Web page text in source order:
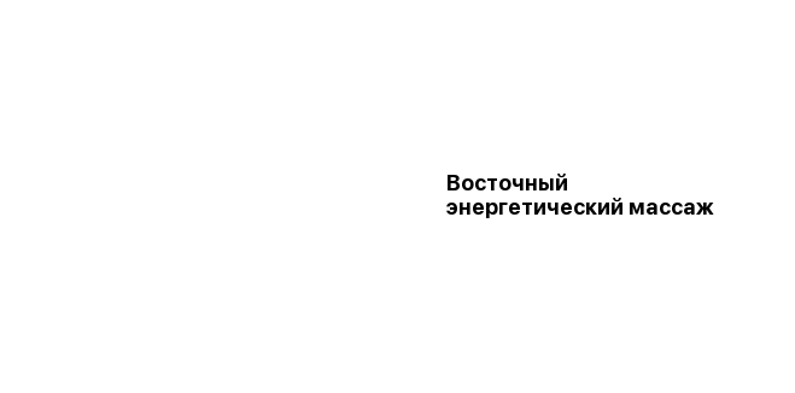
Восточный
энергетический массаж